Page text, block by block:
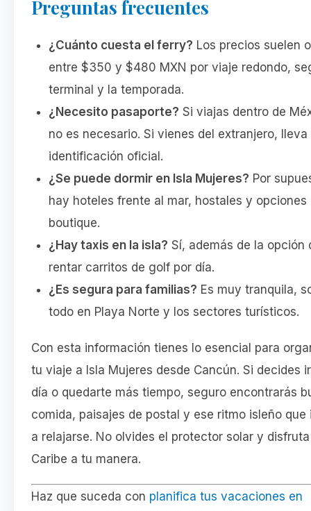
Preguntas frecuentes
¿Cuánto cuesta el ferry? Los precios suelen
entre $350 y $480 MXN por viaje redondo,
terminal y la temporada.
¿Necesito pasaporte? Si viajas dentro de
no es necesario. Si vienes del extranjero, lleva
identificación oficial.
¿Se puede dormir en Isla Mujeres? Por
hay hoteles frente al mar, hostales y opciones
boutique.
¿Hay taxis en la isla? Sí, además de la opción
rentar carritos de golf por día.
¿Es segura para familias? Es muy tranquila,
todo en Playa Norte y los sectores turísticos.
Con esta información tienes lo esencial para
tu viaje a Isla Mujeres desde Cancún. Si decides
día o quedarte más tiempo, seguro encontrarás
comida, paisajes de postal y ese ritmo isleño que
a relajarse. No olvides el protector solar y
Caribe a tu manera.
Haz que suceda con planifica tus vacaciones en